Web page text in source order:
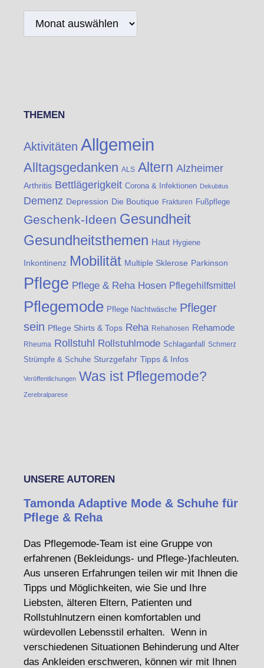
THEMEN
Aktivitäten Allgemein
Alltagsgedanken ALS Altern Alzheimer
Arthritis Bettlägerigkeit Corona & Infektionen Dekubitus
Demenz Depression Die Boutique Frakturen Fußpflege
Geschenk-Ideen Gesundheit
Gesundheitsthemen Haut Hygiene
Inkontinenz Mobilität Multiple Sklerose Parkinson
Pflege Pflege & Reha Hosen Pflegehilfsmittel
Pflegemode Pflege Nachtwäsche Pfleger
sein Pflege Shirts & Tops Reha Rehahosen Rehamode
Rheuma Rollstuhl Rollstuhlmode Schlaganfall Schmerz
Strümpfe & Schuhe Sturzgefahr Tipps & Infos
Veröffentlichungen Was ist Pflegemode?
Zerebralparese
UNSERE AUTOREN
Tamonda Adaptive Mode & Schuhe für
Pflege & Reha
Das Pflegemode-Team ist eine Gruppe von
erfahrenen (Bekleidungs- und Pflege-)fachleuten.
Aus unseren Erfahrungen teilen wir mit Ihnen die
Tipps und Möglichkeiten, wie Sie und Ihre
Liebsten, älteren Eltern, Patienten und
Rollstuhlnutzern einen komfortablen und
würdevollen Lebensstil erhalten. Wenn in
verschiedenen Situationen Behinderung und Alter
das Ankleiden erschweren, können wir mit Ihnen